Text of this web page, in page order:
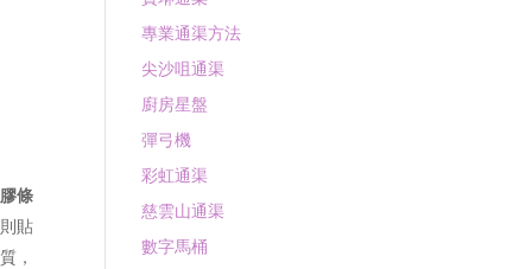
條
貼
，
專業通渠方法
尖沙咀通渠
廚房星盤
彈弓機
彩虹通渠
慈雲山通渠
數字馬桶